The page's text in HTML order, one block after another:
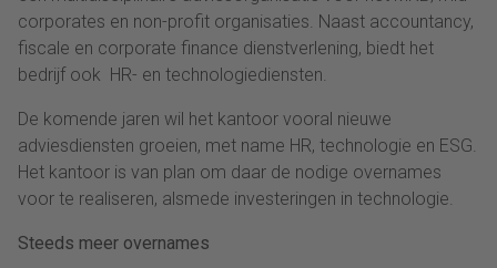
corporates en non-profit organisaties. Naast accountancy,
fiscale en corporate finance dienstverlening, biedt het
bedrijf ook HR- en technologiediensten.
De komende jaren wil het kantoor vooral nieuwe
adviesdiensten groeien, met name HR, technologie en ESG.
Het kantoor is van plan om daar de nodige overnames
voor te realiseren, alsmede investeringen in technologie.
Steeds meer overnames